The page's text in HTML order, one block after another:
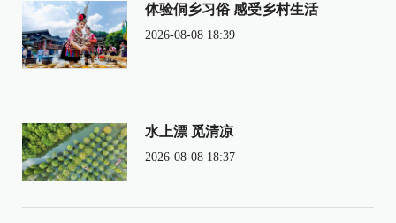
体验侗乡习俗 感受乡村生活
2026-08-08 18:39
水上漂 觅清凉
2026-08-08 18:37